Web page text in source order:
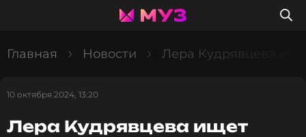
Главная Новости Лера Кудрявцева
10 октября 2024, 13:20
Лера Кудрявцева ищет